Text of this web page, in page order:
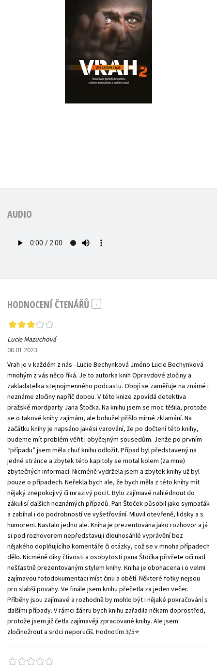
Lucie Bechynková
,
Jan Štoček
Do košíku
449 Kč
359 Kč
AUDIO
HODNOCENÍ ČTENÁŘŮ
Lucie Mazuchová
08.01.2023
Vrah je v každém z nás - Lucie Bechynková Jméno Lucie Bechynková
mnohým z vás něco říká. Je to autorka knih Opravdové zločiny a
zakladatelka stejnojmenného podcastu. Obojí se zaměřuje na známé i
neznáme zločiny napříč dobou. V této knize zpovídá detektiva
pražské mordparty Jana Štočka. Na knihu jsem se moc těšila, protože
se o takové knihy zajímám, ale bohužel přišlo mírné zklamání. Na
začátku knihy je napsáno jakési varování, že po dočtení této knihy,
budeme mít problém věřit i obyčejným sousedům. Jenže po prvním
“případu” jsem měla chuť knihu odložit. Případ byl představený na
jedné stránce a zbytek této kapitoly se motal kolem (za mne)
zbytečných informací. Nicméně vydržela jsem a zbytek knihy už byl
pouze o případech. Neřekla bych ale, že bych měla z této knihy mít
nějaký znepokojivý či mrazivý pocit. Bylo zajímavé nahlédnout do
zákulisí dalších neznámých případů. Pan Štoček působil jako sympaťák
a zabíhal i do podrobností ve vyšetřování. Mluvil otevřeně, lidsky a s
humorem. Nastalo jedno ale. Kniha je prezentována jako rozhovor a já
si pod rozhovorem nepředstavuji dlouhosáhlé vyprávění bez
nějakého doplňujícího komentáře či otázky, což se v mnoha případech
dělo. Nicméně díky čtivosti a osobytosti pana Štočka přivřete oči nad
nešťastně prezentovaným stylem knihy. Kniha je obohacena i o velmi
zajímavou fotodokumentaci míst činu a obětí. Některé fotky nejsou
pro slabší povahy. Ve finále jsem knihu přečetla za jeden večer.
Příběhy jsou zajímavé a rozhodně by mohlo být i nějaké pokračování s
dalšími případy. V rámci žánru bych knihu zařadila někam doprostřed,
protože jsem již četla zajímavěji zpracované knihy. Ale jsem
zločinožrout a srdci neporučíš. Hodnotím 3/5⭐️